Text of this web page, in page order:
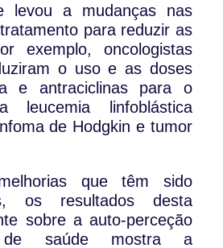
levou a mudanças nas
para reduzir as
exemplo, oncologistas
o uso e as doses
e antraciclinas para o
leucemia linfoblástica
de Hodgkin e tumor
que têm sido
os resultados desta
sobre a auto-perceção
saúde mostra a